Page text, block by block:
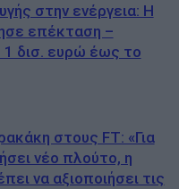
στην ενέργεια: Η
επέκταση –
1 δισ. ευρώ έως το
στους FΤ: «Για
νέο πλούτο, η
να αξιοποιήσει τις